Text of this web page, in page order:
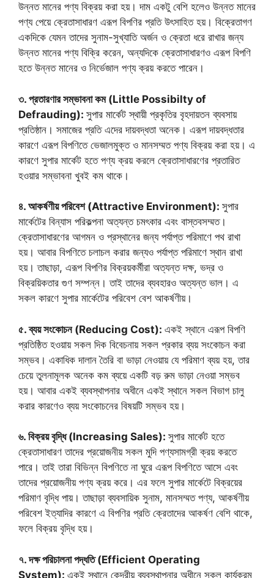
উন্নত মানের পণ্য বিক্রয় করা হয়। দাম একটু বেশি হলেও উন্নত মানের
পণ্য পেয়ে ক্রেতাসাধারণ এরূপ বিপণির প্রতি উৎসাহিত হয়। বিক্রেতাগণ
একদিকে যেমন তাদের সুনাম-সুখ্যাতি অর্জন ও ক্রেতা ধরে রাখার জন্য
উন্নত মানের পণ্য বিক্রি করেন, অন্যদিকে ক্রেতাসাধারণও এরূপ বিপণি
হতে উন্নত মানের ও নির্ভেজাল পণ্য ক্রয় করতে পারেন।
৩. প্রতারণার সম্ভাবনা কম (Little Possibilty of
Defrauding): সুপার মার্কেট স্থায়ী প্রকৃতির বৃহদায়তন ব্যবসায়
প্রতিষ্ঠান। সমাজের প্রতি এদের দায়বদ্ধতা অনেক। এরূপ দায়বদ্ধতার
কারণে এরূপ বিপণিতে ভেজালমুক্ত ও মানসম্মত পণ্য বিক্রয় করা হয়। এ
কারণে সুপার মার্কেট হতে পণ্য ক্রয় করলে ক্রেতাসাধারণের প্রতারিত
হওয়ার সম্ভাবনা খুবই কম থাকে।
৪. আকর্ষণীয় পরিবেশ (Attractive Environment): সুপার
মার্কেটের বিন্যাস পরিকল্পনা অত্যন্ত চমৎকার এবং বাস্তবসম্মত।
ক্রেতাসাধারণের আগমন ও প্রস্থানের জন্য পর্যাপ্ত পরিমাণে পথ রাখা
হয়। আবার বিপণিতে চলাচল করার জন্যও পর্যাপ্ত পরিমাণে স্থান রাখা
হয়। তাছাড়া, এরূপ বিপণির বিক্রয়কর্মীরা অত্যন্ত দক্ষ, ভদ্র ও
বিক্রয়িকতার গুণ সম্পন্ন। তাই তাদের ব্যবহারও অত্যন্ত ভাল। এ
সকল কারণে সুপার মার্কেটের পরিবেশ বেশ আকর্ষণীয়।
৫. ব্যয় সংকোচন (Reducing Cost): একই স্থানে এরূপ বিপণি
প্রতিষ্ঠিত হওয়ায় সকল দিক বিবেচনায় সকল প্রকার ব্যয় সংকোচন করা
সম্ভব। একাধিক দালান তৈরি বা ভাড়া নেওয়ায় যে পরিমাণ ব্যয় হয়, তার
চেয়ে তুলনামূলক অনেক কম ব্যয়ে একটি বড় রুম ভাড়া নেওয়া সম্ভব
হয়। আবার একই ব্যবস্থাপনার অধীনে একই স্থানে সকল বিভাগ চালু
করার কারণেও ব্যয় সংকোচনের বিষয়টি সম্ভব হয়।
৬. বিক্রয় বৃদ্ধি (Increasing Sales): সুপার মার্কেট হতে
ক্রেতাসাধারণ তাদের প্রয়োজনীয় সকল মুদি পণ্যসামগ্রী ক্রয় করতে
পারে। তাই তারা বিভিন্ন বিপণিতে না ঘুরে এরূপ বিপণিতে আসে এবং
তাদের প্রয়োজনীয় পণ্য ক্রয় করে। এর ফলে সুপার মার্কেটে বিক্রয়ের
পরিমাণ বৃদ্ধি পায়। তাছাড়া ব্যবসায়িক সুনাম, মানসম্মত পণ্য, আকর্ষণীয়
পরিবেশ ইত্যাদির কারণে এ বিপণির প্রতি ক্রেতাদের আকর্ষণ বেশি থাকে,
ফলে বিক্রয় বৃদ্ধি হয়।
৭. দক্ষ পরিচালনা পদ্ধতি (Efficient Operating
System): একই স্থানে কেন্দ্রীয় ব্যবস্থাপনার অধীনে সকল কার্যক্রম